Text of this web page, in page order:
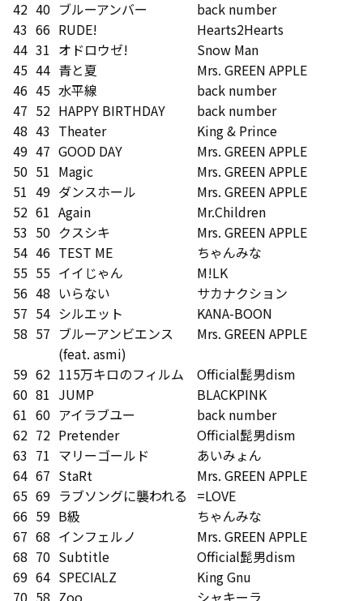
42 40 ブルーアンバー
back number
43 66 RUDE!
Hearts2Hearts
44 31 オドロウゼ!
Snow Man
45 44 青と夏
Mrs. GREEN APPLE
46 45 水平線
back number
47 52 HAPPY BIRTHDAY
back number
48 43 Theater
King & Prince
49 47 GOOD DAY
Mrs. GREEN APPLE
50 51 Magic
Mrs. GREEN APPLE
51 49 ダンスホール
Mrs. GREEN APPLE
52 61 Again
Mr.Children
53 50 クスシキ
Mrs. GREEN APPLE
54 46 TEST ME
ちゃんみな
55 55 イイじゃん
M!LK
56 48 いらない
サカナクション
57 54 シルエット
KANA-BOON
58 57 ブルーアンビエンス
(feat. asmi)
Mrs. GREEN APPLE
59 62 115万キロのフィルム
Official髭男dism
60 81 JUMP
BLACKPINK
61 60 アイラブユー
back number
62 72 Pretender
Official髭男dism
63 71 マリーゴールド
あいみょん
64 67 StaRt
Mrs. GREEN APPLE
65 69 ラブソングに襲われる
=LOVE
66 59 B級
ちゃんみな
67 68 インフェルノ
Mrs. GREEN APPLE
68 70 Subtitle
Official髭男dism
69 64 SPECIALZ
King Gnu
70 58 Zoo
シャキーラ